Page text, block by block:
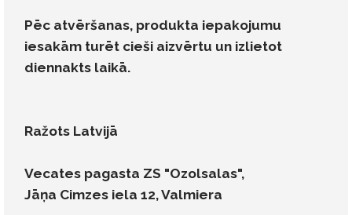
Pēc atvēršanas, produkta iepakojumu
iesakām turēt cieši aizvērtu un izlietot
diennakts laikā.
Ražots Latvijā
Vecates pagasta ZS "Ozolsalas",
Jāņa Cimzes iela 12, Valmiera